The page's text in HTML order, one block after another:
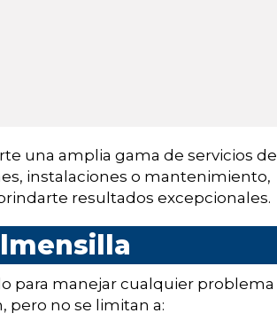
una amplia gama de servicios de
instalaciones o mantenimiento,
resultados excepcionales.
para manejar cualquier problema
pero no se limitan a: